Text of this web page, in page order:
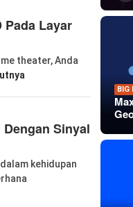
Pada Layar
theater, Anda
Sinyal
kehidupan
BIG